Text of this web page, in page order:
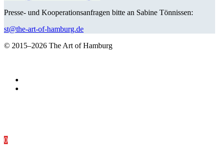
Presse- und Kooperationsanfragen bitte an Sabine Tönnissen:
st@the-art-of-hamburg.de
© 2015–2026 The Art of Hamburg
0